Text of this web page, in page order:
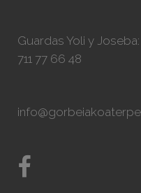
Guardas Yoli y Joseba:
711 77 66 48